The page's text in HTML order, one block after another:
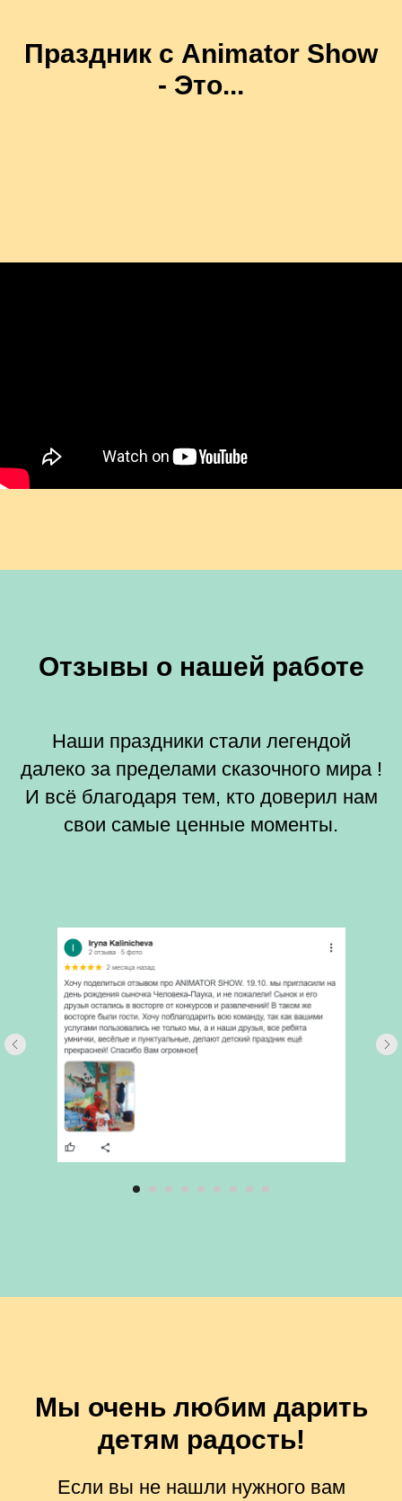
Праздник с Animator Show
- Это...
Отзывы о нашей работе
Наши праздники стали легендой
далеко за пределами сказочного мира !
И всё благодаря тем, кто доверил нам
свои самые ценные моменты.
Мы очень любим дарить
детям радость!
Если вы не нашли нужного вам